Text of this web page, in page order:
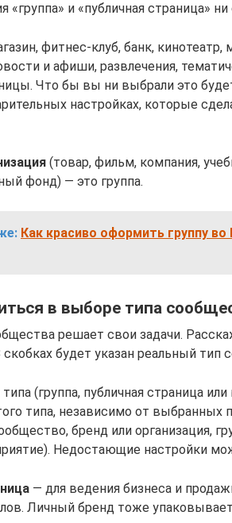
«группа» и «публичная страница»
фитнес-клуб, банк, кинотеатр,
и афиши, развлечения,
Что бы вы ни выбрали это
настройках, которые
(товар, фильм, компания,
фонд) — это группа.
Как красиво оформить группу
в выборе типа
решает свои задачи.
будет указан реальный тип
(группа, публичная страница
типа, независимо от выбранных
бренд или организация,
Недостающие настройки
— для ведения бизнеса и
Личный бренд тоже